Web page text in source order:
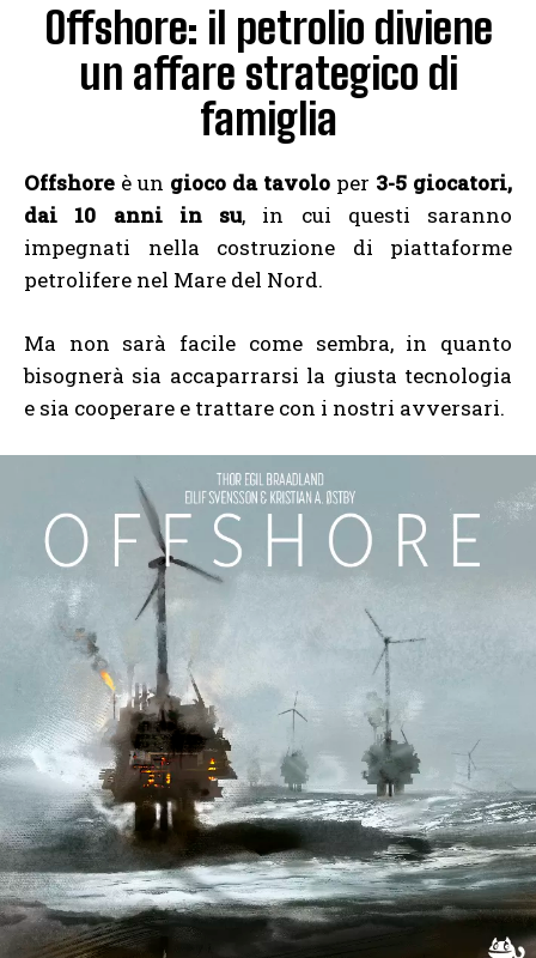
Offshore: il petrolio diviene
un affare strategico di
famiglia
Offshore è un gioco da tavolo per 3-5 giocatori,
dai 10 anni in su, in cui questi saranno
impegnati nella costruzione di piattaforme
petrolifere nel Mare del Nord.
Ma non sarà facile come sembra, in quanto
bisognerà sia accaparrarsi la giusta tecnologia
e sia cooperare e trattare con i nostri avversari.